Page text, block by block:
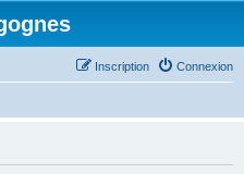
Connexion
Inscription